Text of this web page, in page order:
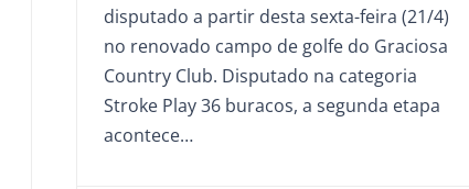
disputado a partir desta sexta-feira (21/4)
no renovado campo de golfe do Graciosa
Country Club. Disputado na categoria
Stroke Play 36 buracos, a segunda etapa
acontece…